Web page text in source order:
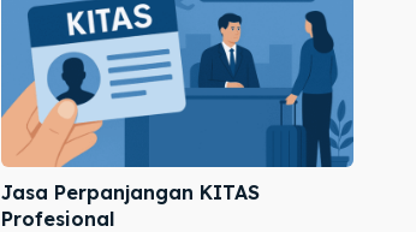
Jasa Perpanjangan KITAS
Profesional